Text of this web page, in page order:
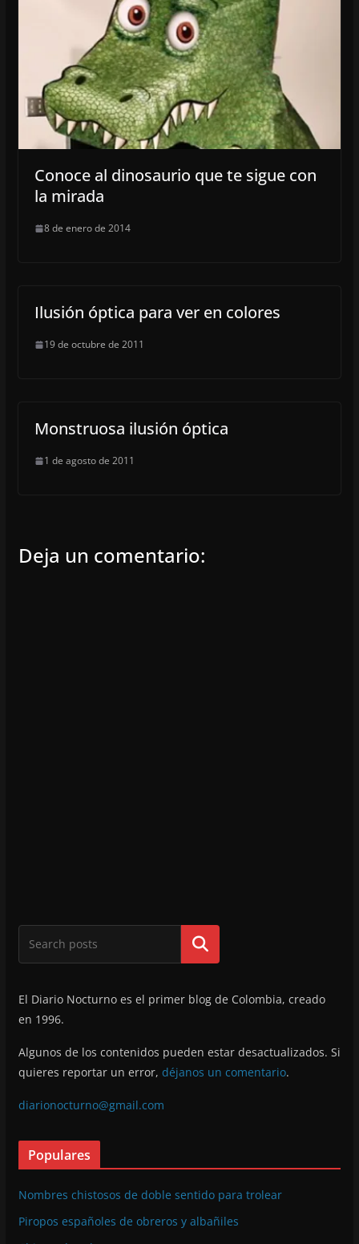
Conoce al dinosaurio que te sigue con
la mirada
8 de enero de 2014
Ilusión óptica para ver en colores
19 de octubre de 2011
Monstruosa ilusión óptica
1 de agosto de 2011
Deja un comentario:
Buscar
El Diario Nocturno es el primer blog de Colombia, creado
en 1996.
Algunos de los contenidos pueden estar desactualizados. Si
quieres reportar un error, déjanos un comentario.
diarionocturno@gmail.com
Populares
Nombres chistosos de doble sentido para trolear
Piropos españoles de obreros y albañiles